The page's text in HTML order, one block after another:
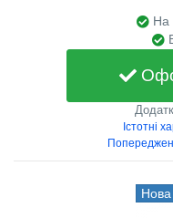
На
Істотні